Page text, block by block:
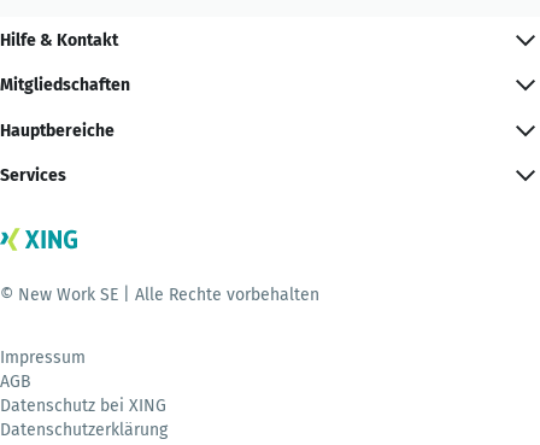
Hilfe & Kontakt
Mitgliedschaften
Hauptbereiche
Services
© New Work SE | Alle Rechte vorbehalten
Impressum
AGB
Datenschutz bei XING
Datenschutzerklärung